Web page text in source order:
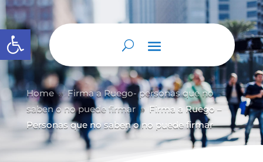
Abrir barra de herramientas
Home 9 Firma a Ruego- personas que no
saben o no puede firmar 9
Firma a Ruego –
Personas que no saben o no puede firmar